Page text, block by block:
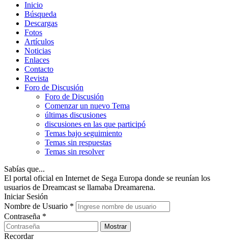
Inicio
Búsqueda
Descargas
Fotos
Artículos
Noticias
Enlaces
Contacto
Revista
Foro de Discusión
Foro de Discusión
Comenzar un nuevo Tema
últimas discusiones
discusiones en las que participó
Temas bajo seguimiento
Temas sin respuestas
Temas sin resolver
Sabías que...
El portal oficial en Internet de Sega Europa donde se reunían los
usuarios de Dreamcast se llamaba Dreamarena.
Iniciar Sesión
Nombre de Usuario *
Contraseña *
Mostrar
Recordar